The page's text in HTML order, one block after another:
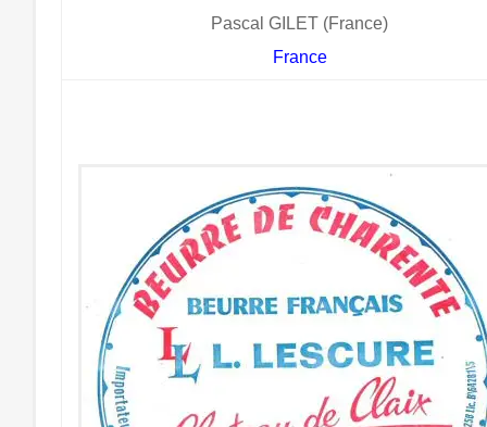
Pascal GILET (France)
France